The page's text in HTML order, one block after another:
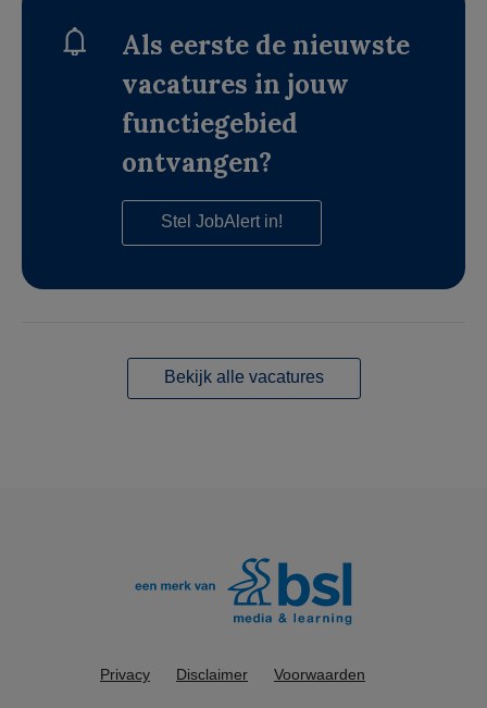
Als eerste de nieuwste
vacatures in jouw
functiegebied
ontvangen?
Stel JobAlert in!
Bekijk alle vacatures
Privacy Disclaimer Voorwaarden